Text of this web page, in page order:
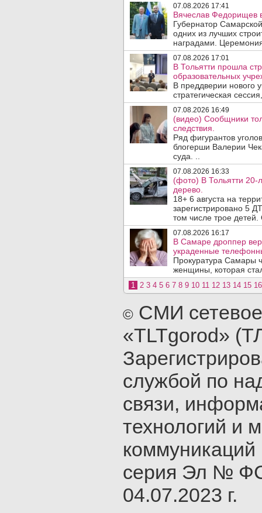
07.08.2026 17:41
Вячеслав Федорищев
Губернатор
одних из лучших
наградами.
07.08.2026 17:01
В Тольятти прошла
образовательных
В преддверии нового
стратегическая
07.08.2026 16:49
(видео) Сообщники
следствия.
Ряд фигурантов
блогерши Валерии
суда. ..
07.08.2026 16:33
(фото) В Тольятти 20-
дерево.
18+ 6 августа на
зарегистрировано 5
том числе трое
07.08.2026 16:17
В Самаре дроппер
украденные
Прокуратура Самары
женщины, которая
1 2 3 4 5 6 7 8 9 10 11 12 13 14 15 16
© СМИ
«TLTgorod»
службой по
связи,
технологий и
серия Эл №
04.07.2023 г.